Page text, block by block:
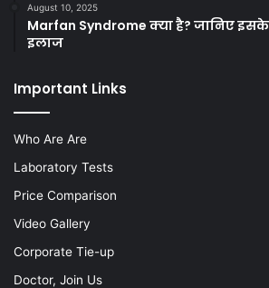
August 10, 2025
Marfan Syndrome क्या है? जानिए
इलाज
Important Links
Who Are Are
Laboratory Tests
Price Comparison
Video Gallery
Corporate Tie-up
Doctor, Join Us